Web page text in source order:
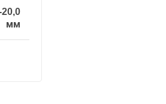
20,0
мм